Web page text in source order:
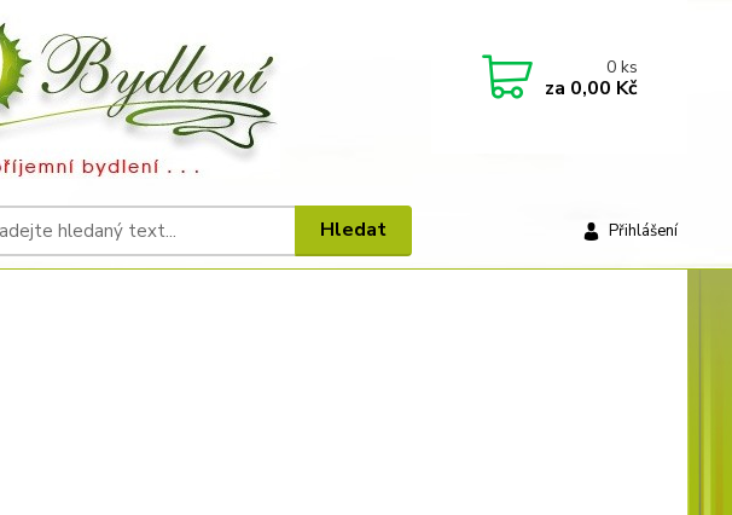
Přihlášení
Hledat
0 ks
za 0,00 Kč